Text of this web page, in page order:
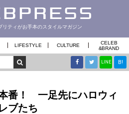
リティがお手本のスタイルマガジン
LIFESTYLE CULTURE
CELEB
&BRAND
LINE B!
番！ 一足先にハロウィ
ブたち